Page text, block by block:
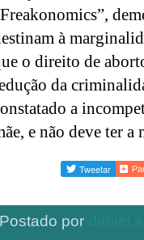
à
o direito de
da
a
e não deve ter
Postado por